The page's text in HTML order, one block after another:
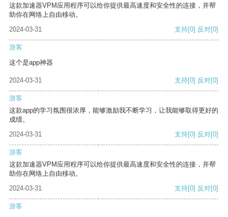
这款加速器VPM应用程序可以给你提供最高速度和安全性的连接，并帮
助你在网络上自由移动。
2024-03-31
支持[0] 反对[0]
游客
这个是app神器
2024-03-31 支持[0] 反对[0]
游客
这款app的学习氛围很浓厚，能够激励我不断学习，让我能够取得更好的
成绩。
2024-03-31
支持[0] 反对[0]
游客
这款加速器VPM应用程序可以给你提供最高速度和安全性的连接，并帮
助你在网络上自由移动。
2024-03-31
支持[0] 反对[0]
游客